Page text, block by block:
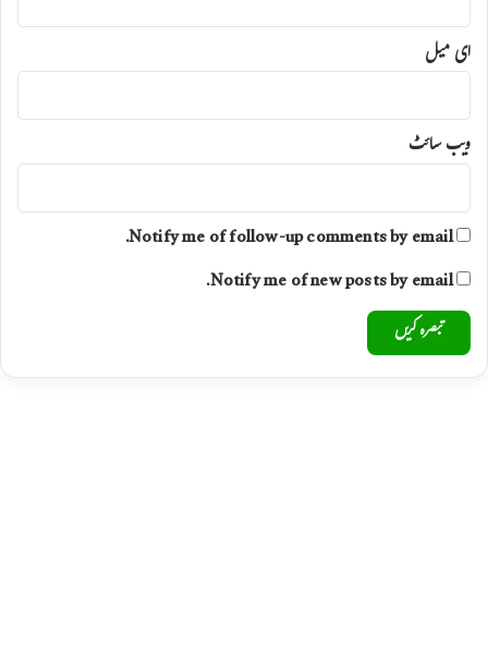
ای میل
ویب‌ سائٹ
Notify me of follow-up comments by email.
Notify me of new posts by email.